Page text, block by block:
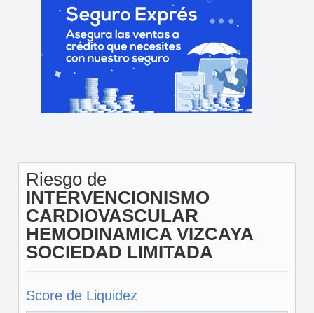
Riesgo de
INTERVENCIONISMO
CARDIOVASCULAR
HEMODINAMICA VIZCAYA
SOCIEDAD LIMITADA
Score de Liquidez